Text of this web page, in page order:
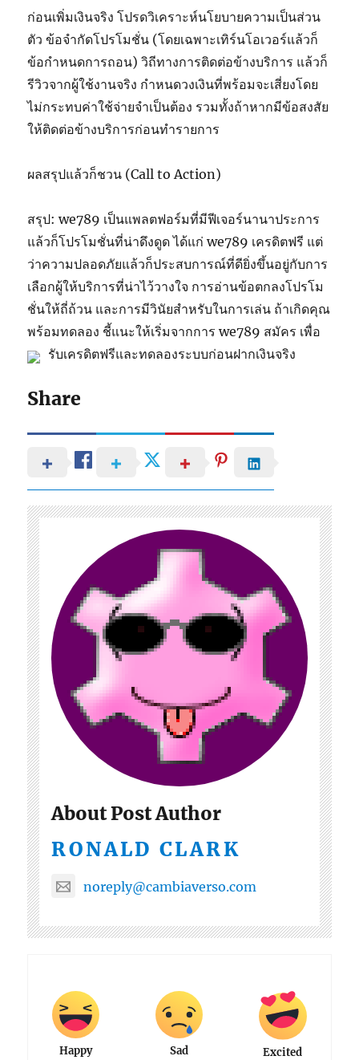
ก่อนเพิ่มเงินจริง โปรดวิเคราะห์นโยบายความเป็นส่วน
ตัว ข้อจำกัดโปรโมชั่น (โดยเฉพาะเทิร์นโอเวอร์แล้วก็
ข้อกำหนดการถอน) วิถีทางการติดต่อข้างบริการ แล้วก็
รีวิวจากผู้ใช้งานจริง กำหนดวงเงินที่พร้อมจะเสี่ยงโดย
ไม่กระทบค่าใช้จ่ายจำเป็นต้อง รวมทั้งถ้าหากมีข้อสงสัย
ให้ติดต่อข้างบริการก่อนทำรายการ
ผลสรุปแล้วก็ชวน (Call to Action)
สรุป: we789 เป็นแพลตฟอร์มที่มีฟีเจอร์นานาประการ
แล้วก็โปรโมชั่นที่น่าดึงดูด ได้แก่ we789 เครดิตฟรี แต่
ว่าความปลอดภัยแล้วก็ประสบการณ์ที่ดียิ่งขึ้นอยู่กับการ
เลือกผู้ให้บริการที่น่าไว้วางใจ การอ่านข้อตกลงโปรโม
ชั่นให้ถี่ถ้วน และการมีวินัยสำหรับในการเล่น ถ้าเกิดคุณ
พร้อมทดลอง ชี้แนะให้เริ่มจากการ we789 สมัคร เพื่อ
รับเครดิตฟรีและทดลองระบบก่อนฝากเงินจริง
Share
About Post Author
RONALD CLARK
noreply@cambiaverso.com
Happy Sad Excited